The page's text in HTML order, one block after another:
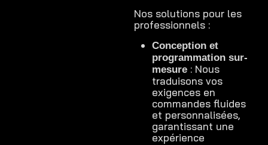
Nos solutions pour les
professionnels :
Conception et
programmation sur-
mesure : Nous
traduisons vos
exigences en
commandes fluides
et personnalisées,
garantissant une
expérience